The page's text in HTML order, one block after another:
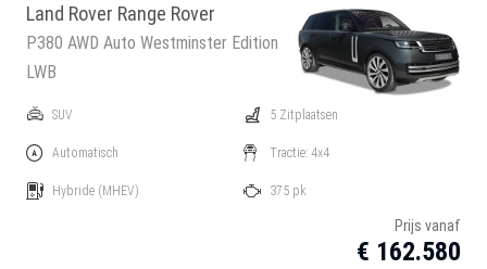
Land Rover Range Rover
P380 AWD Auto Westminster Edition
LWB
SUV
Automatisch
Hybride (MHEV)
5 Zitplaatsen
Tractie: 4x4
375 pk
Prijs vanaf
€ 162.580